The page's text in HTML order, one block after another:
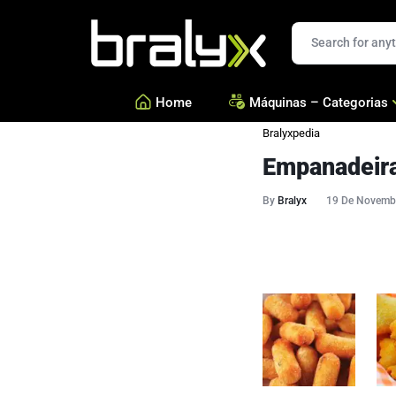
Home Máquinas – Categorias
Salgados, Coxinhas e
Bralyxpedia
By Bralyx 19 De